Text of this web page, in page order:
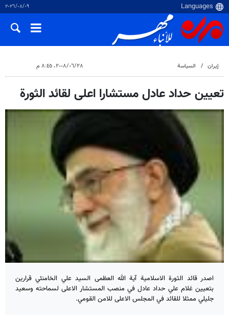
٠٩‏/٠٨‏/٢٠٢٦
إيران السياسة ٢٨‏/٠٦‏/٢٠٠٨، ٨:٤٥ م
تعيين حداد عادل مستشارا اعلى لقائد الثورة
اصدر قائد الثورة الاسلامية آية الله العظمى السيد علي الخامنئي قرارين
بتعيين غلام علي حداد عادل في منصب المستشار الاعلى لسماحته وسعيد
جليلي ممثلا للقائد في المجلس الاعلى للامن القومي.